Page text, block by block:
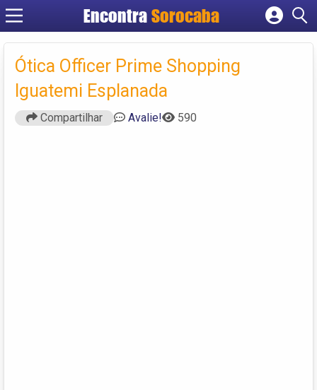
EncontraSorocaba
Cadastrar empresa
Criar conta
Ótica Officer Prime Shopping
Iguatemi Esplanada
Compartilhar Avalie! 590